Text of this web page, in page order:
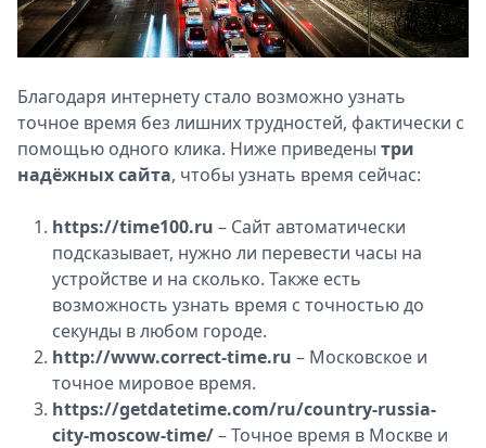
Благодаря интернету стало возможно узнать
точное время без лишних трудностей, фактически с
помощью одного клика. Ниже приведены три
надёжных сайта, чтобы узнать время сейчас:
https://time100.ru – Сайт автоматически
подсказывает, нужно ли перевести часы на
устройстве и на сколько. Также есть
возможность узнать время с точностью до
секунды в любом городе.
http://www.correct-time.ru – Московское и
точное мировое время.
https://getdatetime.com/ru/country-russia-
city-moscow-time/– Точное время в Москве и